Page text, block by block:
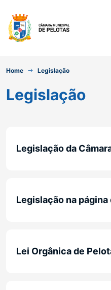
Home Legislação
Legislação
Legislação da
Legislação na
Lei Orgânica de